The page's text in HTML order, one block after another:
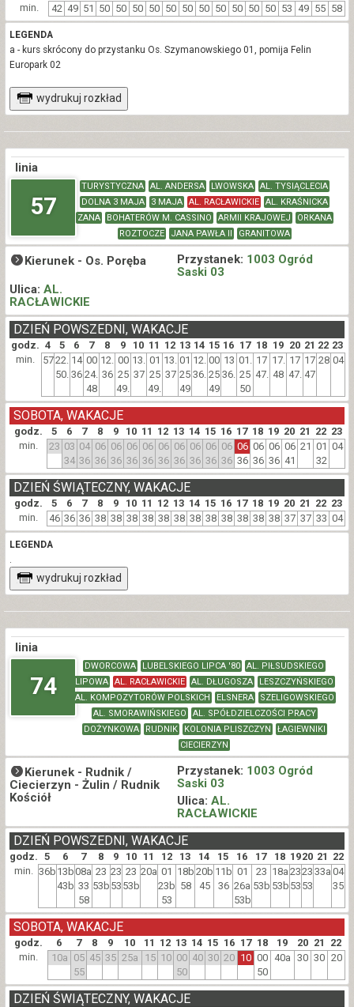
min. 42 49 51 50 50 50 50 50 50 50 50 50 50 50 53 49 55 58
LEGENDA
a - kurs skrócony do przystanku Os. Szymanowskiego 01, pomija Felin
Europark 02
wydrukuj rozkład
linia
57
TURYSTYCZNA AL. ANDERSA LWOWSKA
AL. TYSIĄCLECIA
DOLNA 3 MAJA
3 MAJA AL. RACŁAWICKIE
AL. KRAŚNICKA
ZANA
BOHATERÓW M. CASSINO ARMII KRAJOWEJ
ORKANA
ROZTOCZE
JANA PAWŁA II GRANITOWA
Kierunek - Os. Poręba Przystanek: 1003 Ogród
Saski 03
Ulica: AL.
RACŁAWICKIE
godz. 4 5 6 7 8 9 10 11 12 13 14 15 16 17 18 19 20 21 22 23
DZIEŃ POWSZEDNI, WAKACJE
min. 5722.
50.
14
36
00
24.
48
12.
36
00
25
49.
13.
37
01
25
49.
13.
37
01
25
49
12.
36.
00
25
49
13
36.
01.
25
50
17
47.
17.
48
17
47.
17
47
28 04
godz. 5 6 7 8 9 10 11 12 13 14 15 16 17 18 19 20 21 22 23
SOBOTA, WAKACJE
min. 23 03
34
04
36
06
36
06
36
06
36
06
36
06
36
06
36
06
36
06
36
06
36
06
36
06
36
06
36
06
41
21 01
32
04
godz. 5 6 7 8 9 10 11 12 13 14 15 16 17 18 19 20 21 22 23
DZIEŃ ŚWIĄTECZNY, WAKACJE
min. 46 36 36 38 38 38 38 38 38 38 38 38 38 38 38 37 37 33 04
LEGENDA
.
wydrukuj rozkład
linia
74
DWORCOWA LUBELSKIEGO LIPCA '80
AL. PIŁSUDSKIEGO
LIPOWA
AL. RACŁAWICKIE AL. DŁUGOSZA
LESZCZYŃSKIEGO
AL. KOMPOZYTORÓW POLSKICH
ELSNERA
SZELIGOWSKIEGO
AL. SMORAWIŃSKIEGO
AL. SPÓŁDZIELCZOŚCI PRACY
DOŻYNKOWA
RUDNIK KOLONIA PLISZCZYN
ŁAGIEWNIKI
CIECIERZYN
Kierunek - Rudnik /
Ciecierzyn - Żulin / Rudnik
Kościół
Przystanek: 1003 Ogród
Saski 03
Ulica: AL.
RACŁAWICKIE
godz. 5 6 7 8 9 10 11 12 13 14 15 16 17 18 1920 21 22
DZIEŃ POWSZEDNI, WAKACJE
min. 36b 13b
43b
08a
33
58
23
53b
23
53
23
53b
20a 01
23b
53
18b
58
20b
45
11b
36
01
26a
53b
23
53b
18a
53b
23
53
23
53
33a 04
35
godz. 6 7 8 9 10 11 12 13 14 15 16 17 18 19 20 21 22
SOBOTA, WAKACJE
min. 10a 05
55
45 35 25a 15 10 00
50
40 30 20 10 00
50
40a 30 30 20
DZIEŃ ŚWIĄTECZNY, WAKACJE